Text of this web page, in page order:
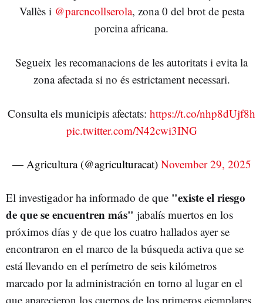
Vallès i @parcncollserola, zona 0 del brot de pesta
porcina africana.
Segueix les recomanacions de les autoritats i evita la
zona afectada si no és estrictament necessari.
Consulta els municipis afectats: https://t.co/nhp8dUjf8h
pic.twitter.com/N42cwi3ING
— Agricultura (@agriculturacat) November 29, 2025
El investigador ha informado de que "existe el riesgo
de que se encuentren más" jabalís muertos en los
próximos días y de que los cuatro hallados ayer se
encontraron en el marco de la búsqueda activa que se
está llevando en el perímetro de seis kilómetros
marcado por la administración en torno al lugar en el
que aparecieron los cuerpos de los primeros ejemplares